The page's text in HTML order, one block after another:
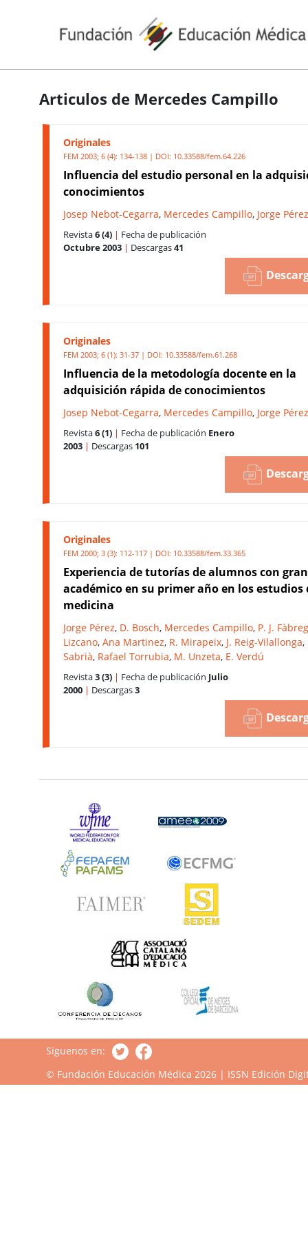
Articulos de Mercedes Campillo
Originales
FEM 2003; 6 (4): 134-138 | DOI: 10.33588/fem.64.226
Influencia del estudio personal en la
conocimientos
Josep Nebot-Cegarra, Mercedes Campillo, Jorge Pérez
Revista6 (4) | Fecha de publicación
Octubre 2003 | Descargas41
Originales
FEM 2003; 6 (1): 31-37 | DOI: 10.33588/fem.61.268
Influencia de la metodología docente en la
adquisición rápida de conocimientos
Josep Nebot-Cegarra, Mercedes Campillo, Jorge Pérez
Revista6 (1) | Fecha de publicación Enero
2003 | Descargas 101
Originales
FEM 2000; 3 (3): 112-117 | DOI: 10.33588/fem.33.365
Experiencia de tutorías de alumnos con
académico en su primer año en los estudios
medicina
Jorge Pérez, D. Bosch, Mercedes Campillo, P. J.
Lizcano, Ana Martinez, R. Mirapeix, J. Reig-Vilallonga,
Sabrià, Rafael Torrubia, M. Unzeta, E. Verdú
Revista3 (3) | Fecha de publicación Julio
2000 | Descargas3
Siguenos en:
© Fundación Educación Médica 2026 | ISSN Edición